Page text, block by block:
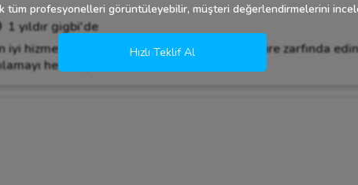
1 yıldır gigbi'de
iyi hizmeti sunmaktan gurur duyuyoruz. Bu süre zarfında
hedefliyoruz. 🎯 Siz de
tüm profesyonelleri görüntüleyebilir, müşteri değerlendirmelerini
Hızlı Teklif Al